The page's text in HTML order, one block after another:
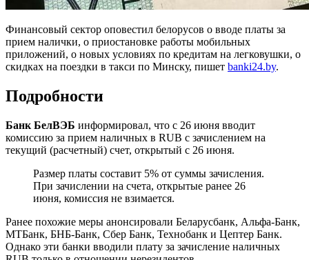
Финансовый сектор оповестил белорусов о вводе платы за
прием налички, о приостановке работы мобильных
приложений, о новых условиях по кредитам на легковушки, о
скидках на поездки в такси по Минску, пишет banki24.by.
Подробности
Банк БелВЭБ информировал, что с 26 июня вводит
комиссию за прием наличных в RUB с зачислением на
текущий (расчетный) счет, открытый с 26 июня.
Размер платы составит 5% от суммы зачисления.
При зачислении на счета, открытые ранее 26
июня, комиссия не взимается.
Ранее похожие меры анонсировали Беларусбанк, Альфа-Банк,
МТБанк, БНБ-Банк, Сбер Банк, Технобанк и Цептер Банк.
Однако эти банки вводили плату за зачисление наличных